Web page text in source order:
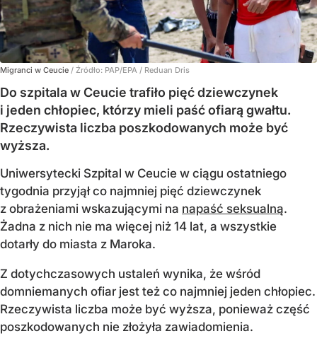
Migranci w Ceucie / Źródło: PAP/EPA / Reduan Dris
Do szpitala w Ceucie trafiło pięć dziewczynek
i jeden chłopiec, którzy mieli paść ofiarą gwałtu.
Rzeczywista liczba poszkodowanych może być
wyższa.
Uniwersytecki Szpital w Ceucie w ciągu ostatniego
tygodnia przyjął co najmniej pięć dziewczynek
z obrażeniami wskazującymi na napaść seksualną.
Żadna z nich nie ma więcej niż 14 lat, a wszystkie
dotarły do miasta z Maroka.
Z dotychczasowych ustaleń wynika, że wśród
domniemanych ofiar jest też co najmniej jeden chłopiec.
Rzeczywista liczba może być wyższa, ponieważ część
poszkodowanych nie złożyła zawiadomienia.